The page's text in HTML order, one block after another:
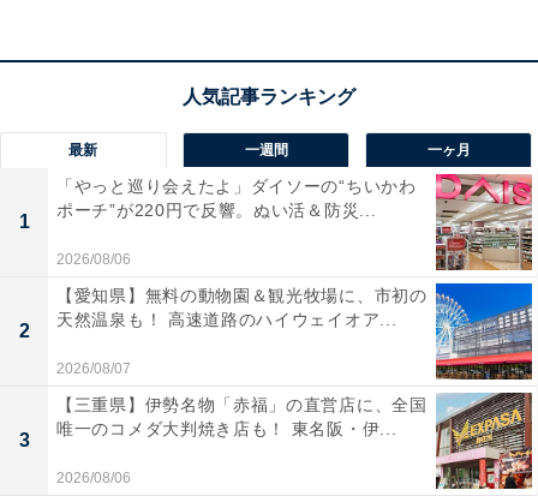
「温泉の郷 山鹿どんぐり村」の口コミは？
「温泉の郷 山鹿どんぐり村」には以下のような口コミが
最新 一週間 一ヶ月
1
「やっと巡り会えたよ」ダイソーの“ちいかわ
ポーチ”が220円で反響。ぬい活＆防災...
2026/08/06
2
【愛知県】無料の動物園＆観光牧場に、市初の
天然温泉も！ 高速道路のハイウェイオア...
2026/08/07
3
【三重県】伊勢名物「赤福」の直営店に、全国
唯一のコメダ大判焼き店も！ 東名阪・伊...
2026/08/06